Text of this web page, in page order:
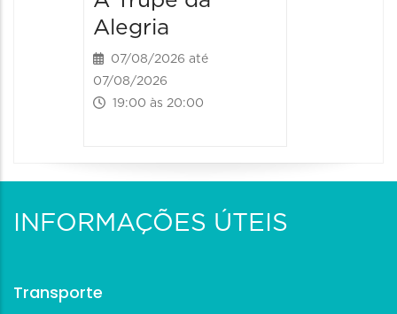
Alegria
07/08/2026 até
07/08/2026
19:00 às 20:00
INFORMAÇÕES ÚTEIS
Transporte